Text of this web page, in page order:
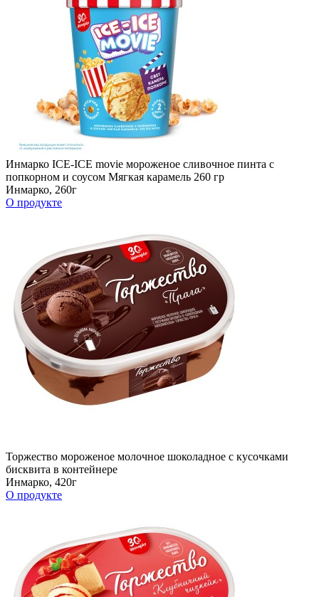
Инмарко ICE-ICE movie мороженое сливочное пинта с
попкорном и соусом Мягкая карамель 260 гр
Инмарко, 260г
О продукте
Торжество мороженое молочное шоколадное c кусочками
бисквита в контейнере
Инмарко, 420г
О продукте